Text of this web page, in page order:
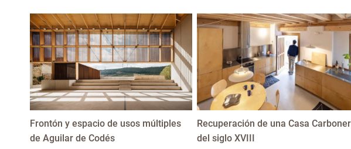
Frontón y espacio de usos múltiples
de Aguilar de Codés
Recuperación de una Casa
del siglo XVIII